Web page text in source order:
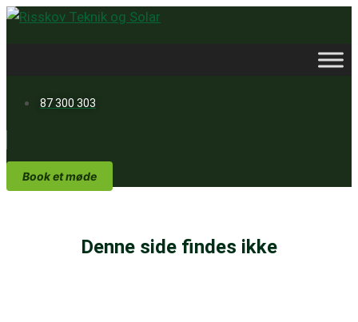
Videre
87 300 303
Book et møde
Denne side findes ikke